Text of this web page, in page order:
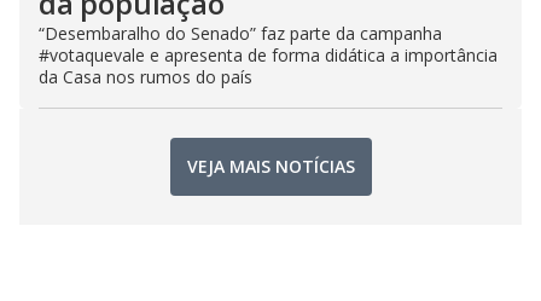
“Desembaralho do Senado” faz parte da campanha
#votaquevale e apresenta de forma didática a importância
da Casa nos rumos do país
VEJA MAIS NOTÍCIAS